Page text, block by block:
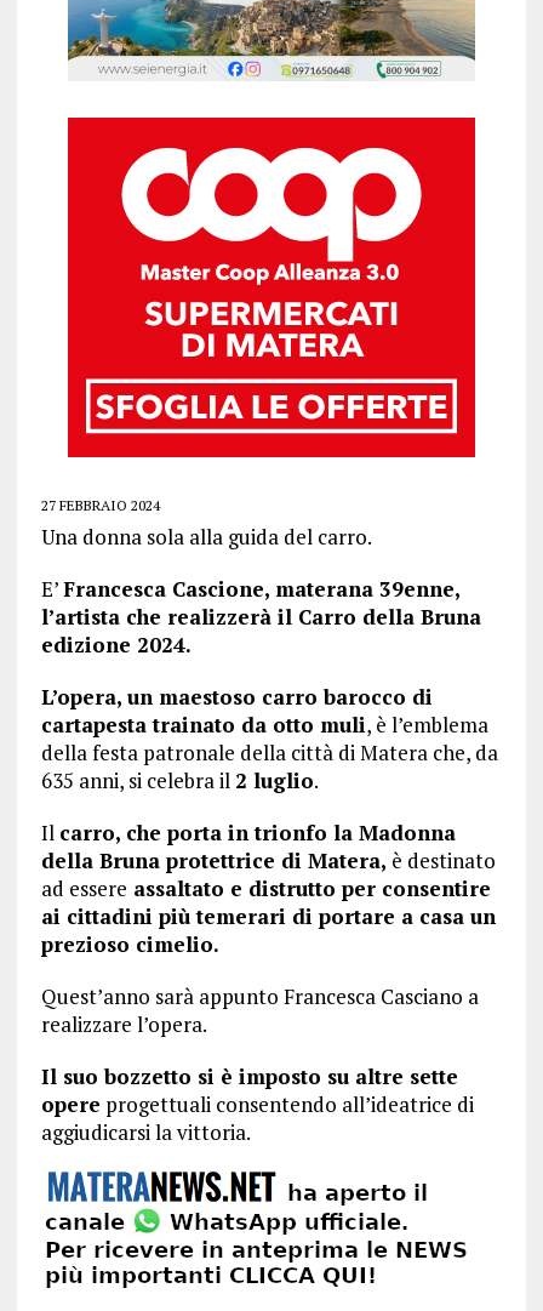
27 FEBBRAIO 2024
Una donna sola alla guida del carro.
E’Francesca Cascione, materana 39enne,
l’artista che realizzerà il Carro della Bruna
edizione 2024.
L’opera, un maestoso carro barocco di
cartapesta trainato da otto muli, è l’emblema
della festa patronale della città di Matera che, da
635 anni, si celebra il 2 luglio.
Il carro, che porta in trionfo la Madonna
della Bruna protettrice di Matera, è destinato
ad essere assaltato e distrutto per consentire
ai cittadini più temerari di portare a casa un
prezioso cimelio.
Quest’anno sarà appunto Francesca Casciano a
realizzare l’opera.
Il suo bozzetto si è imposto su altre sette
opere progettuali consentendo all’ideatrice di
aggiudicarsi la vittoria.